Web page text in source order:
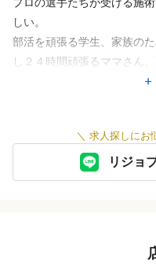
プロの選手たちが受ける施
しい。
部活を頑張る学生、家族の
し２４時間頑張るママさん
なってきたおじいちゃんや
お手伝いをしたい。そんな
このページを見ているあな
たくさん出会える仕事です。
＼ 求人探しにお
リジョ